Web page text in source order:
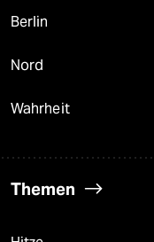
Berlin
Nord
Wahrheit
Themen